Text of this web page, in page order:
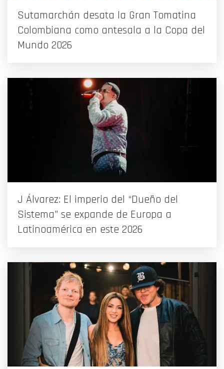
Sutamarchán desata la Gran Tomatina
Colombiana como antesala a la Copa del
Mundo 2026
J Álvarez: El imperio del “Dueño del
Sistema” se expande de Europa a
Latinoamérica en este 2026